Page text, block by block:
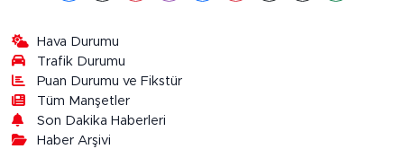
Hava Durumu
Trafik Durumu
Puan Durumu ve Fikstür
Tüm Manşetler
Son Dakika Haberleri
Haber Arşivi